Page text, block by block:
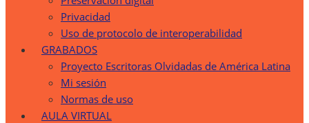
Privacidad
Uso de protocolo de interoperabilidad
GRABADOS
Proyecto Escritoras Olvidadas de América Latina
Mi sesión
Normas de uso
AULA VIRTUAL